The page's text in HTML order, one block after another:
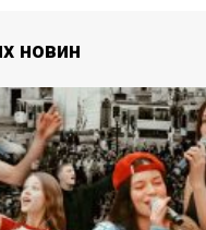
новин